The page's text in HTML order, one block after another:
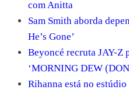
com Anitta
Sam Smith aborda
He’s Gone’
Beyoncé recruta JAY-Z
‘MORNING DEW
Rihanna está no